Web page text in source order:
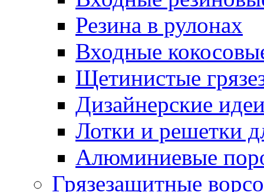
Резина в рулонах
Входные
Щетинистые
Дизайнерские
Лотки и решетки
Алюминиевые
Грязезащитные